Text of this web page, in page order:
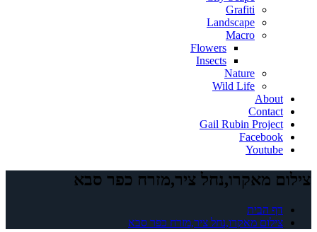
Grafiti
Landscape
Macro
Flowers
Insects
Nature
Wild Life
About
Contact
Gail Rubin Project
Facebook
Youtube
צילום מאקרו,נחל ציר,מזרח כפר סבא
דף הבית
צילום מאקרו,נחל ציר,מזרח כפר סבא